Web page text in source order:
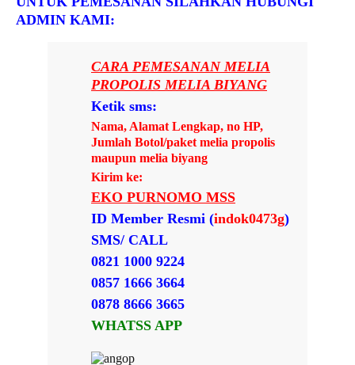
ADMIN KAMI:
CARA PEMESANAN MELIA
PROPOLIS MELIA BIYANG
Ketik sms:
Nama, Alamat Lengkap, no HP,
Jumlah Botol/paket melia propolis
maupun melia biyang
Kirim ke:
EKO PURNOMO MSS
ID Member Resmi (indok0473g)
SMS/ CALL
0821 1000 9224
0857 1666 3664
0878 8666 3665
WHATSS APP